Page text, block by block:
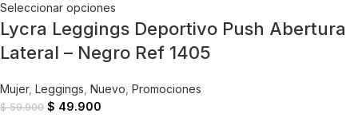
Seleccionar opciones
Lycra Leggings Deportivo Push Abertura
Lateral – Negro Ref 1405
Mujer, Leggings Nuevo Promociones
$59.900 $ 49.900